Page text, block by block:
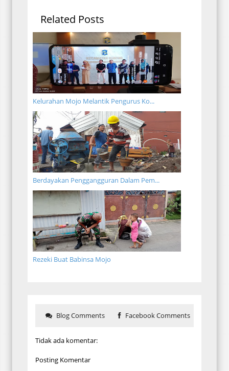
Related Posts
Kelurahan Mojo Melantik Pengurus Ko...
Berdayakan Penggangguran Dalam Pem...
Rezeki Buat Babinsa Mojo
Blog Comments Facebook Comments
Tidak ada komentar:
Posting Komentar